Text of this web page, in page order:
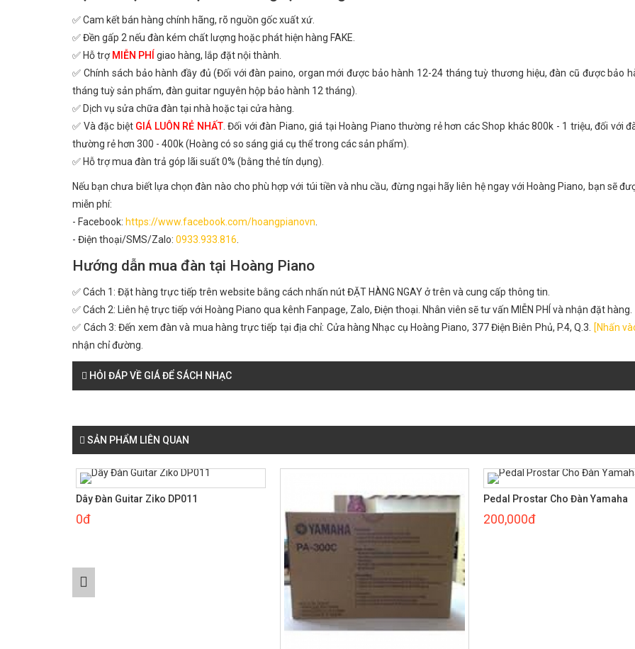
✅ Cam kết bán hàng chính hãng, rõ nguồn gốc xuất xứ.
✅ Đền gấp 2 nếu đàn kém chất lượng hoặc phát hiện hàng FAKE.
✅ Hỗ trợ MIỄN PHÍ giao hàng, lắp đặt nội thành.
✅ Chính sách bảo hành đầy đủ (Đối với đàn paino, organ mới được bảo hành 12-24 tháng tuỳ thương hiệu, đàn cũ được bảo
tháng tuỳ sản phẩm, đàn guitar nguyên hộp bảo hành 12 tháng).
✅ Dịch vụ sửa chữa đàn tại nhà hoặc tại cửa hàng.
✅ Và đặc biệt GIÁ LUÔN RẺ NHẤT. Đối với đàn Piano, giá tại Hoàng Piano thường rẻ hơn các Shop khác 800k - 1 triệu, đối với
thường rẻ hơn 300 - 400k (Hoàng có so sáng giá cụ thể trong các sản phẩm).
✅ Hỗ trợ mua đàn trả góp lãi suất 0% (bằng thẻ tín dụng).
Nếu bạn chưa biết lựa chọn đàn nào cho phù hợp với túi tiền và nhu cầu, đừng ngại hãy liên hệ ngay với Hoàng Piano, bạn sẽ
miễn phí:
- Facebook: https://www.facebook.com/hoangpianovn
- Điện thoại/SMS/Zalo: 0933.933.816
Hướng dẫn mua đàn tại Hoàng Piano
✅ Cách 1: Đặt hàng trực tiếp trên website bằng cách nhấn nút ĐẶT HÀNG NGAY ở trên và cung cấp thông tin.
✅ Cách 2: Liên hệ trực tiếp với Hoàng Piano qua kênh Fanpage, Zalo, Điện thoại. Nhân viên sẽ tư vấn MIỄN PHÍ và nhận đặt hàng.
✅ Cách 3: Đến xem đàn và mua hàng trực tiếp tại địa chỉ: Cửa hàng Nhạc cụ Hoàng Piano, 377 Điện Biên Phủ, P.4, Q.3.
[Nhấn
nhận chỉ đường.
HỎI ĐÁP VỀ GIÁ ĐỂ SÁCH NHẠC
SẢN PHẨM LIÊN QUAN
Dây Đàn Guitar Ziko DP011
0đ
Pedal Prostar Cho Đàn Yamaha
200,000đ